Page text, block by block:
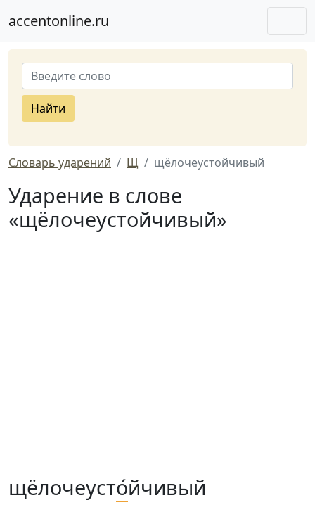
accentonline.ru
Найти
Словарь ударений Щ щёлочеустойчивый
Ударение в слове
«щёлочеустойчивый»
щёлочеусто́йчивый